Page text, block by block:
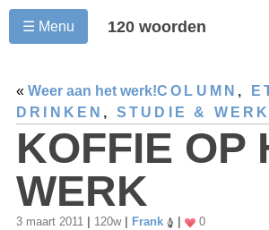
☰ Menu 120 woorden
« Weer aan het werk!COLUMN ,
DRINKEN , STUDIE & WERK
KOFFIE OP
WERK
3 maart 2011 120w Frank 0